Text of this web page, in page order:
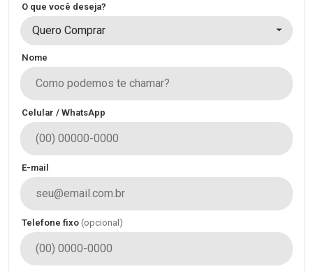
O que você deseja?
Quero Comprar
Nome
Celular / WhatsApp
E-mail
Telefone fixo (opcional)